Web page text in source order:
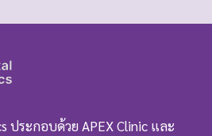
ประกอบด้วย APEX Clinic และ